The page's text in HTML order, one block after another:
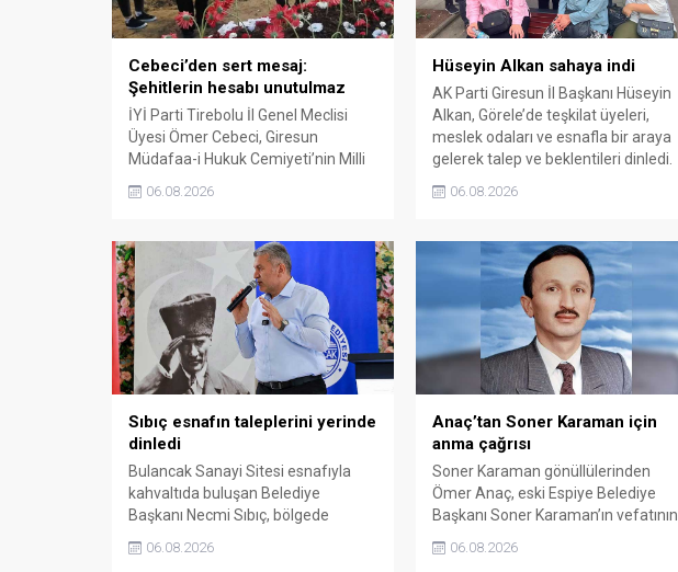
Cebeci’den sert mesaj:
Şehitlerin hesabı unutulmaz
İYİ Parti Tirebolu İl Genel Meclisi
Üyesi Ömer Cebeci, Giresun
Müdafaa-i Hukuk Cemiyeti’nin Milli
dikkat çekti. Cebeci, Giresun’un
üstlendiği tarihi sorumluluğun
gelecek nesillere doğru anlatılması
gerektiğini söyledi.
06.08.2026
Hüseyin Alkan sahaya indi
AK Parti Giresun İl Başkanı Hüseyin
Alkan, Görele’de teşkilat üyeleri,
meslek odaları ve esnafla bir araya
gelerek talep ve beklentileri dinledi.
06.08.2026
Sıbıç esnafın taleplerini yerinde
dinledi
Bulancak Sanayi Sitesi esnafıyla
kahvaltıda buluşan Belediye
Başkanı Necmi Sıbıç, bölgede
değerlendirdi. Sanayi esnafı da
06.08.2026
Anaç’tan Soner Karaman için
anma çağrısı
Soner Karaman gönüllülerinden
Ömer Anaç, eski Espiye Belediye
Başkanı Soner Karaman’ın vefatının
yaptı. Anaç, ilçede görev yapmış ve
06.08.2026